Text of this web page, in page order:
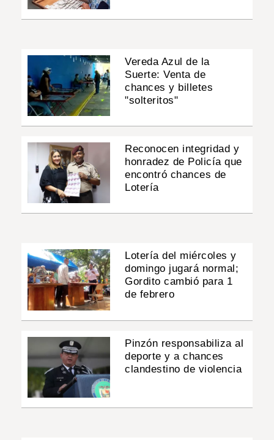
Vereda Azul de la
Suerte: Venta de
chances y billetes
"solteritos"
Reconocen integridad y
honradez de Policía que
encontró chances de
Lotería
Lotería del miércoles y
domingo jugará normal;
Gordito cambió para 1
de febrero
Pinzón responsabiliza al
deporte y a chances
clandestino de violencia